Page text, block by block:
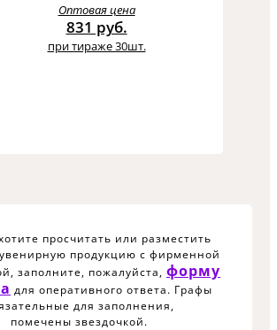
Оптовая цена
831 руб.
при тираже 30шт.
просчитать или разместить
продукцию с фирменной
заполните, пожалуйста, форму
для оперативного ответа. Графы
для заполнения,
помечены звездочкой.